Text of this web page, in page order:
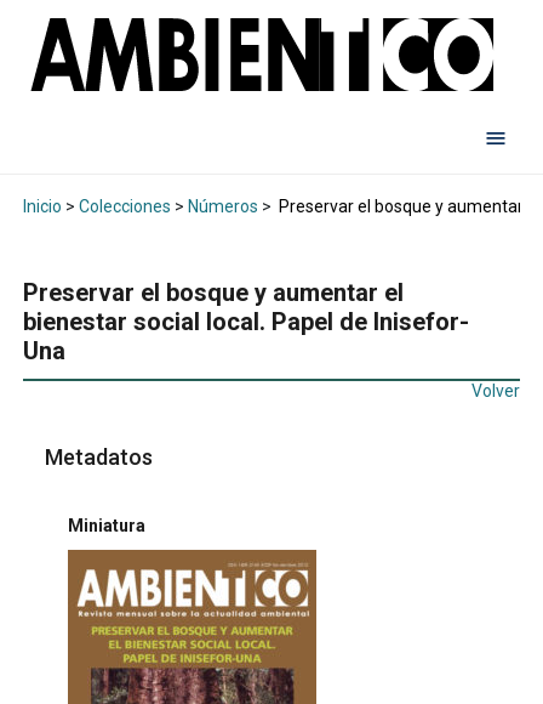
Inicio > Colecciones > Números > Preservar el bosque y aumentar
Preservar el bosque y aumentar el
bienestar social local. Papel de Inisefor-
Una
Volver
Metadatos
Miniatura